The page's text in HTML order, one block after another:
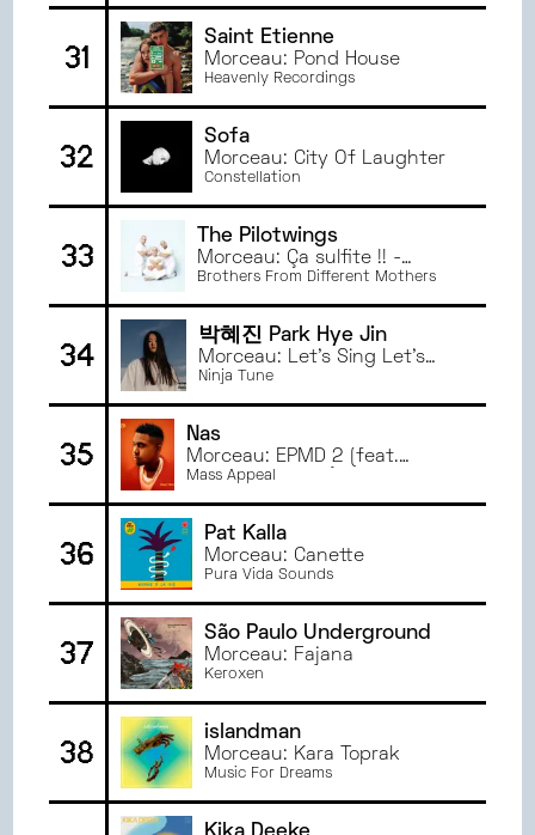
31
Saint Etienne
Morceau: Pond House
Heavenly Recordings
32
Sofa
Morceau: City Of Laughter
Constellation
33
The Pilotwings
Morceau: Ça sulfite !! -
Censurée
Brothers From Different Mothers
34
박혜진 Park Hye Jin
Morceau: Let’s Sing Let’s
Dance
Ninja Tune
35
Nas
Morceau: EPMD 2 (feat.
Eminem & EPMD)
Mass Appeal
36
Pat Kalla
Morceau: Canette
Pura Vida Sounds
37
São Paulo Underground
Morceau: Fajana
Keroxen
38
islandman
Morceau: Kara Toprak
Music For Dreams